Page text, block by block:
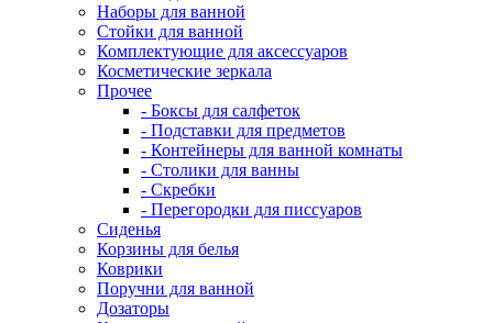
Наборы для ванной
Стойки для ванной
Комплектующие для аксессуаров
Косметические зеркала
Прочее
- Боксы для салфеток
- Подставки для предметов
- Контейнеры для ванной комнаты
- Столики для ванны
- Скребки
- Перегородки для писсуаров
Сиденья
Корзины для белья
Коврики
Поручни для ванной
Дозаторы